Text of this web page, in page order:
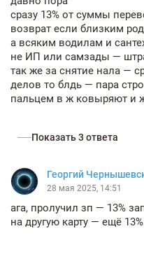
сразу 13% от суммы
возврат если близким
а всяким водилам и
не ИП или самзады —
так же за снятие нала —
делов то блдь — пара
пальцем в ж ковыряют и
Показать 3 ответа
Георгий
28 мая 2025, 14:51
ага, пролучил зп — 13%
на другую карту — ещё